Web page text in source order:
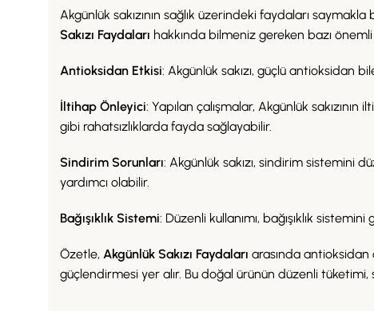
Akgünlük sakızının sağlık üzerindeki faydaları
Sakızı Faydaları hakkında bilmeniz gereken bazı
Antioksidan Etkisi: Akgünlük sakızı, güçlü antioksidan
İltihap Önleyici: Yapılan çalışmalar, Akgünlük
gibi rahatsızlıklarda fayda sağlayabilir.
Sindirim Sorunları: Akgünlük sakızı, sindirim sistemini
yardımcı olabilir.
Bağışıklık Sistemi: Düzenli kullanımı, bağışıklık
Özetle, Akgünlük Sakızı Faydaları arasında antioksidan
güçlendirmesi yer alır. Bu doğal ürünün düzenli tüketimi,